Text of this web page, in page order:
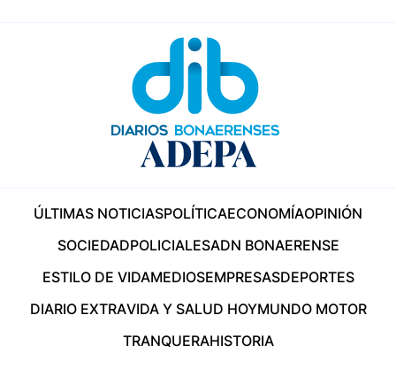
ÚLTIMAS NOTICIASPOLÍTICAECONOMÍAOPINIÓN
SOCIEDADPOLICIALESADN BONAERENSE
ESTILO DE VIDAMEDIOSEMPRESASDEPORTES
DIARIO EXTRAVIDA Y SALUD HOYMUNDO MOTOR
TRANQUERAHISTORIA